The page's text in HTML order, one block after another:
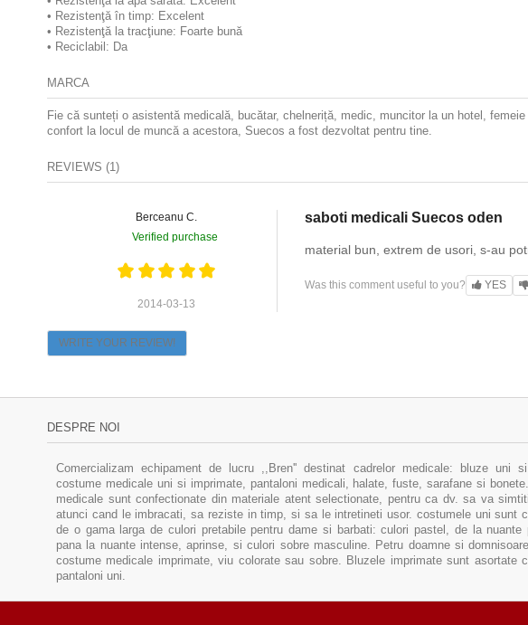
• Rezistenţă în timp: Excelent
• Rezistenţă la tracţiune: Foarte bună
• Reciclabil: Da
MARCA
Fie că sunteți o asistentă medicală, bucătar, chelneriță, medic, muncitor la un hotel,
confort la locul de muncă a acestora, Suecos a fost dezvoltat pentru tine.
REVIEWS (1)
Berceanu C.
Verified purchase
2014-03-13
saboti medicali Suecos oden
material bun, extrem de usori, s-au
Was this comment useful to you? YES
WRITE YOUR REVIEW!
DESPRE NOI
Comercializam echipament de lucru ,,Bren'' destinat cadrelor medicale: bluze uni
costume medicale uni si imprimate, pantaloni medicali, halate, fuste, sarafane si
medicale sunt confectionate din materiale atent selectionate, pentru ca dv. sa va
atunci cand le imbracati, sa reziste in timp, si sa le intretineti usor. costumele uni sunt
de o gama larga de culori pretabile pentru dame si barbati: culori pastel, de la nuante
pana la nuante intense, aprinse, si culori sobre masculine. Petru doamne si
costume medicale imprimate, viu colorate sau sobre. Bluzele imprimate sunt asortate
pantaloni uni.